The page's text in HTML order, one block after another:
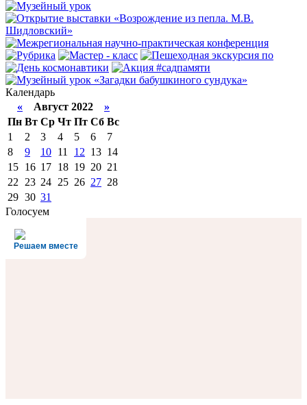
Календарь
« Август 2022 »
Пн Вт Ср Чт Пт Сб Вс
1
2 3 4 5 6
7
8
9 10 11 12 13 14
15 16 17 18 19 20 21
22
23 24 25 26 27 28
29 30 31
Голосуем
Решаем вместе